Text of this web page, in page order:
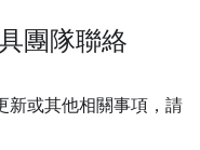
團隊聯絡
新或其他相關事項，請